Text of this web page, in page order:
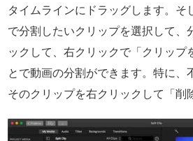
タイムラインにドラッグします。そ
で分割したいクリップを選択して、
ックして、右クリックで「クリップ
とで動画の分割ができます。特に、
そのクリップを右クリックして「削